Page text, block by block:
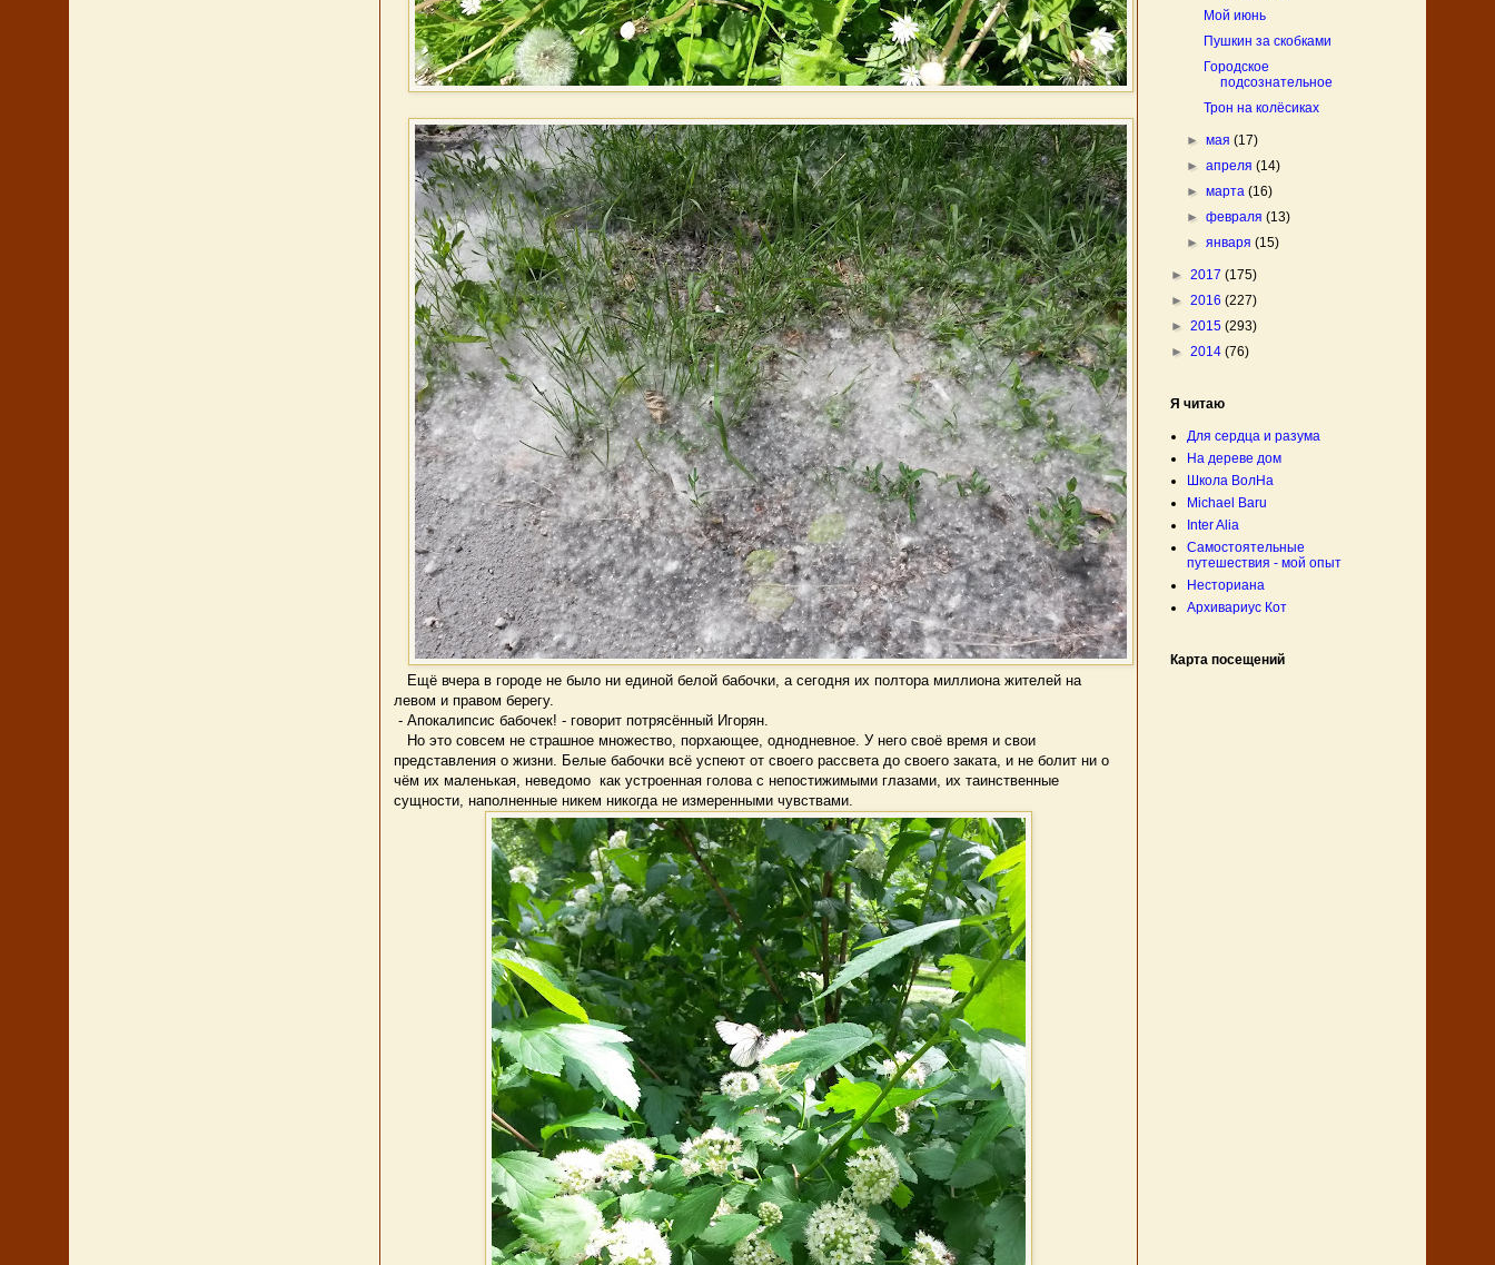
Ещё вчера в городе не было ни единой белой бабочки, а сегодня их полтора миллиона жителей на
левом и правом берегу.
- Апокалипсис бабочек! - говорит потрясённый Игорян.
Но это совсем не страшное множество, порхающее, однодневное. У него своё время и свои
представления о жизни. Белые бабочки всё успеют от своего рассвета до своего заката, и не болит ни о
чём их маленькая, неведомо как устроенная голова с непостижимыми глазами, их таинственные
сущности, наполненные никем никогда не измеренными чувствами.
Мой июнь
Пушкин за скобками
Городское
подсознательное
Трон на колёсиках
►мая(17)
►апреля(14)
►марта(16)
►февраля(13)
►января(15)
► 2017 (175)
► 2016 (227)
► 2015 (293)
► 2014 (76)
Я читаю
Для сердца и разума
На дереве дом
Школа ВолНа
Michael Baru
Inter Alia
Самостоятельные
путешествия - мой опыт
Несториана
Архивариус Кот
Карта посещений